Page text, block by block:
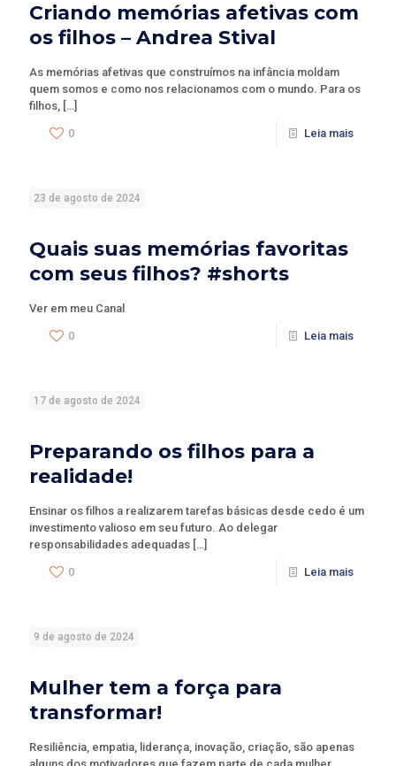
Criando memórias afetivas com
os filhos – Andrea Stival
As memórias afetivas que construímos na infância moldam
quem somos e como nos relacionamos com o mundo. Para os
filhos, […]
0 Leia mais
23 de agosto de 2024
Quais suas memórias favoritas
com seus filhos? #shorts
Ver em meu Canal
0 Leia mais
17 de agosto de 2024
Preparando os filhos para a
realidade!
Ensinar os filhos a realizarem tarefas básicas desde cedo é um
investimento valioso em seu futuro. Ao delegar
responsabilidades adequadas […]
0 Leia mais
9 de agosto de 2024
Mulher tem a força para
transformar!
Resiliência, empatia, liderança, inovação, criação, são apenas